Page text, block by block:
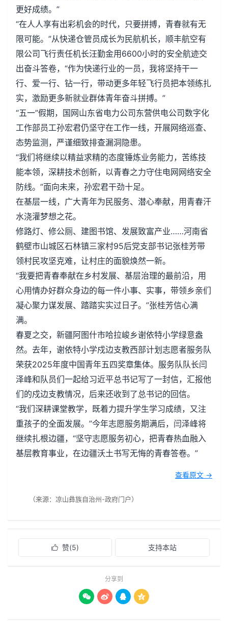
更好成绩。”
“在人人享有出彩机会的时代，只要拼搏，青春就有无
限可能。”从快递仓管员成长为民航机长，顺丰航空有
限公司飞行责任机长汪勤金用6600小时的安全航迹交
出奋斗答卷，“作为快递行业的一员，我将坚持干一
行、爱一行、钻一行，带动更多年轻飞行员把本领练扎
实，激励更多新就业群体青年奋斗拼搏。”
“五一”假期，国网山东省电力公司东营供电公司数字化
工作部员工孙宏君仍坚守在工作一线，开展网络巡查、
态势监测，严谨细致排查漏洞隐患。
“我们将继续以精益求精的态度锤炼业务能力，苦练技
能本领，深耕技术创新，以青春之力守住电网网络安全
防线。”面向未来，孙宏君干劲十足。
在基层一线，广大青年为民服务、潜心奉献，用青春汗
水浇灌梦想之花。
修路灯、修公厕、建图书馆、发展致富产业……河南省
鹤壁市山城区石林镇三家村95后党支部书记张桂芳带
领村民攻坚克难，让村庄的面貌焕然一新。
“我要把青春奉献在乡村发展、基层治理的最前沿，用
心用情办好群众身边的每一件小事、实事，带领乡亲们
凝心聚力谋发展、踏踏实实过日子。”张桂芳信心满
满。
春夏之交，新疆阿图什市哈拉峻乡谢依特小学绿意盎
然。去年，谢依特小学戍边支教西部计划志愿者服务队
荣获2025年度中国青年五四奖章集体。服务队队长闫
泽峰和队员们一起给习近平总书记写了一封信，汇报他
们的戍边支教情况，后来还收到了总书记的回信。
“我们深耕课堂教学，既着力提升学生学习成绩，又注
重孩子的全面发展。”今年志愿服务期满后，闫泽峰将
继续扎根边疆，“坚守志愿服务初心，把青春热血融入
基层教育事业，在边疆沃土书写无悔的青春答卷。”
查看原文 →
（来源：凉山彝族自治州-政府门户）
 赞(5) 支持本站
分享到
   